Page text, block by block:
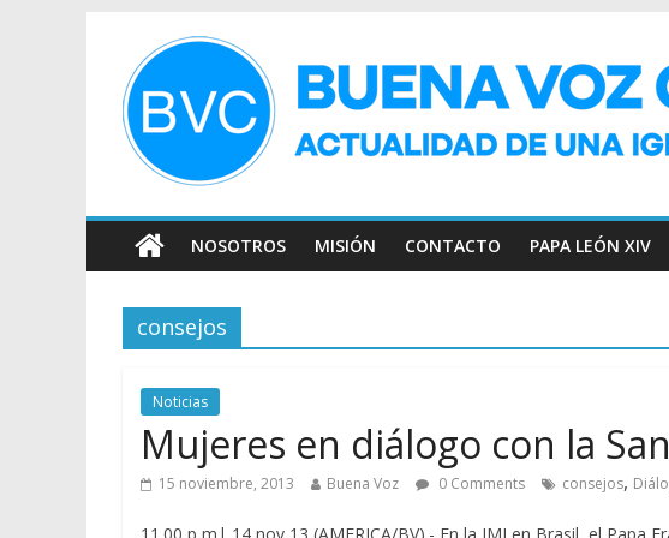
NOSOTROS MISIÓN CONTACTO PAPA LEÓN XIV
consejos
Noticias
Mujeres en diálogo con la
15 noviembre, 2013 Buena Voz 0 Comments consejos,